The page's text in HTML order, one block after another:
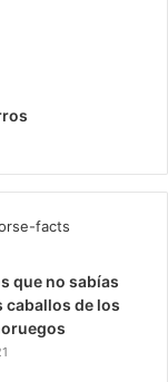
que no sabías
caballos de los